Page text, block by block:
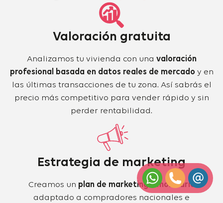
Valoración gratuita
Analizamos tu vivienda con una valoración
profesional basada en datos reales de mercado y en
las últimas transacciones de tu zona. Así sabrás el
precio más competitivo para vender rápido y sin
perder rentabilidad.
Estrategia de marketing
Creamos un plan de marketing inmobiliario
adaptado a compradores nacionales e